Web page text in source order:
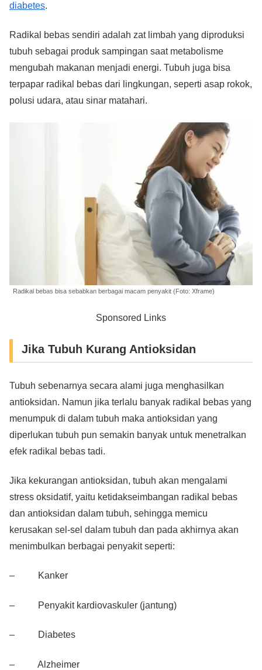
diabetes.
Radikal bebas sendiri adalah zat limbah yang diproduksi
tubuh sebagai produk sampingan saat metabolisme
mengubah makanan menjadi energi. Tubuh juga bisa
terpapar radikal bebas dari lingkungan, seperti asap rokok,
polusi udara, atau sinar matahari.
Radikal bebas bisa sebabkan berbagai macam penyakit (Foto: Xframe)
Sponsored Links
Jika Tubuh Kurang Antioksidan
Tubuh sebenarnya secara alami juga menghasilkan
antioksidan. Namun jika terlalu banyak radikal bebas yang
menumpuk di dalam tubuh maka antioksidan yang
diperlukan tubuh pun semakin banyak untuk menetralkan
efek radikal bebas tadi.
Jika kekurangan antioksidan, tubuh akan mengalami
stress oksidatif, yaitu ketidakseimbangan radikal bebas
dan antioksidan dalam tubuh, sehingga memicu
kerusakan sel-sel dalam tubuh dan pada akhirnya akan
menimbulkan berbagai penyakit seperti:
– Kanker
– Penyakit kardiovaskuler (jantung)
– Diabetes
– Alzheimer